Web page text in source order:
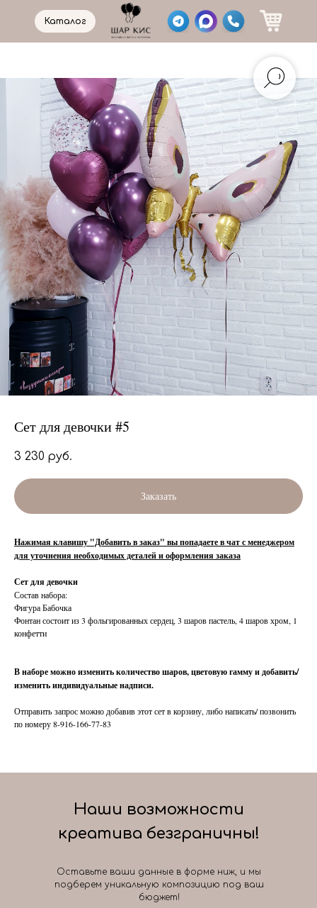
Каталог
Сет для девочки #5
3 230 руб.
Заказать
Нажимая клавишу "Добавить в заказ" вы попадаете в чат с менеджером
для уточнения необходимых деталей и оформления заказа
Сет для девочки
Состав набора:
Фигура Бабочка
Фонтан состоит из 3 фольгированных сердец, 3 шаров пастель, 4 шаров хром, 1
конфетти
В наборе можно изменить количество шаров, цветовую гамму и добавить/
изменить индивидуальные надписи.
Отправить запрос можно добавив этот сет в корзину, либо написать/ позвонить
по номеру 8-916-166-77-83
Наши возможности
креатива безграничны!
Оставьте ваши данные в форме ниж, и мы
подберем уникальную композицию под ваш
бюджет!